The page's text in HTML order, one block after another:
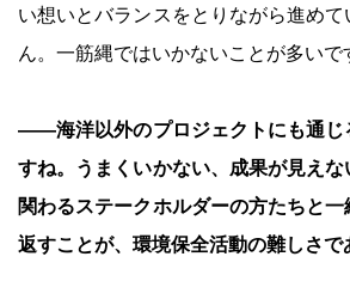
い想いとバランスをとりながら進め
ん。一筋縄ではいかないことが多いで
――海洋以外のプロジェクトにも通じ
すね。うまくいかない、成果が見えな
関わるステークホルダーの方たちと
返すことが、環境保全活動の難しさで